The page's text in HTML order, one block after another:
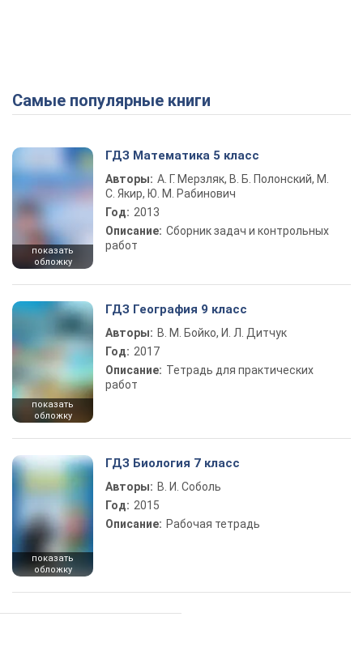
Самые популярные книги
показать
обложку
ГДЗ Математика 5 класс
Авторы: А. Г. Мерзляк, В. Б. Полонский, М.
С. Якир, Ю. М. Рабинович
Год: 2013
Описание: Сборник задач и контрольных
работ
показать
обложку
ГДЗ География 9 класс
Авторы: В. М. Бойко, И. Л. Дитчук
Год: 2017
Описание: Тетрадь для практических
работ
показать
обложку
ГДЗ Биология 7 класс
Авторы: В. И. Соболь
Год: 2015
Описание: Рабочая тетрадь